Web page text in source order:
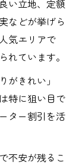
い立地、定額
などが挙げら
気エリアで
れています。
がきれい」
特に狙い目で
ター割引を活
不安が残るこ